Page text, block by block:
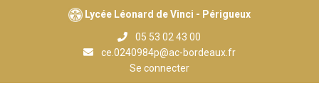
Lycée Léonard de Vinci - Périgueux
05 53 02 43 00
ce.0240984p@ac-bordeaux.fr
Se connecter